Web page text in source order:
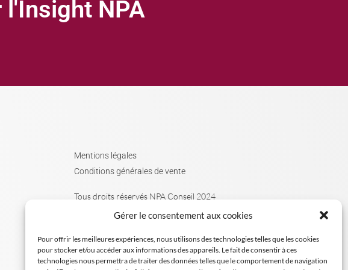
Gérer le consentement aux cookies
Pour offrir les meilleures expériences, nous utilisons des technologies telles que les cookies
pour stocker et/ou accéder aux informations des appareils. Le fait de consentir à ces
technologies nous permettra de traiter des données telles que le comportement de navigation
NPA
Mentions légales
Conditions générales de vente
Tous droits réservés NPA Conseil 2024